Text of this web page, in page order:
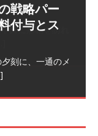
戦略パー
付与とス
刻に、一通のメ
05)
日に那覇を訪れ
スワ
ウンジ
ンコク経由でチ
ァースト
例の新年の羽田
[…]
ンナプー
01)
ンコク経由でチ